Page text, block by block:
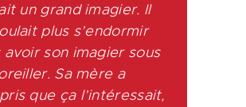
un grand imagier. Il
plus s’endormir
avoir son imagier sous
Sa mère a
que ça l’intéressait,